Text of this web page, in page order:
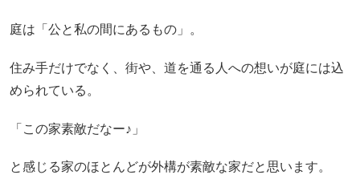
庭は「公と私の間にあるもの」。
住み手だけでなく、街や、道を通る人への想いが庭には込
められている。
「この家素敵だなー♪」
と感じる家のほとんどが外構が素敵な家だと思います。